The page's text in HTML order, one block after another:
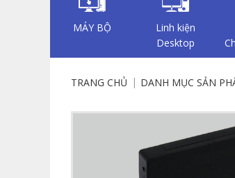
MÁY BỘ
Linh kiện
Desktop
TRANG CHỦ DANH MỤC SẢN